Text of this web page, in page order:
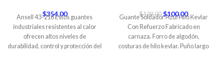
$354.00
Ansell 43-216 Estos guantes
industriales resistentes al calor
ofrecen altos niveles de
durabilidad, control y protección del
$139.00 $100.00
Guante Soldador Azul Hilo Kevlar
Con Refuerzo Fabricado en
carnaza. Forro de algodón,
costuras de hilo kevlar. Puño largo